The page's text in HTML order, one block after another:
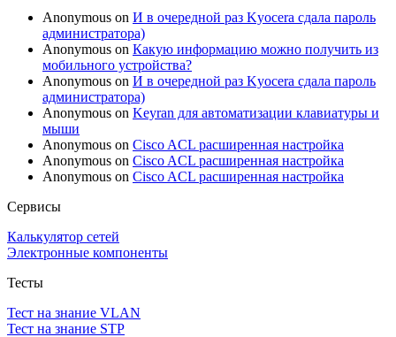
Anonymous on И в очередной раз Kyocera сдала пароль
администратора)
Anonymous on Какую информацию можно получить из
мобильного устройства?
Anonymous on И в очередной раз Kyocera сдала пароль
администратора)
Anonymous on Keyran для автоматизации клавиатуры и
мыши
Anonymous on Cisco ACL расширенная настройка
Anonymous on Cisco ACL расширенная настройка
Anonymous on Cisco ACL расширенная настройка
Сервисы
Калькулятор сетей
Электронные компоненты
Тесты
Тест на знание VLAN
Тест на знание STP